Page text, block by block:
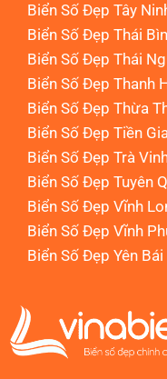
Biển Số Đẹp Tây
Biển Số Đẹp Thái
Biển Số Đẹp Thái
Biển Số Đẹp Thanh
Biển Số Đẹp Thừa
Biển Số Đẹp Tiền
Biển Số Đẹp Trà
Biển Số Đẹp Tuyên
Biển Số Đẹp Vĩnh
Biển Số Đẹp Vĩnh
Biển Số Đẹp Yên Bái